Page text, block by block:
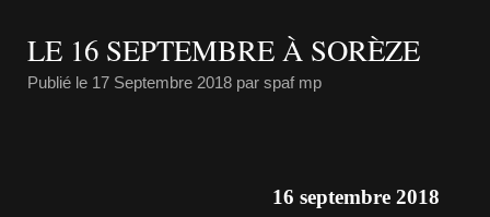
LE 16 SEPTEMBRE À SORÈZE
Publié le 17 Septembre 2018 par spaf mp
16 septembre 2018